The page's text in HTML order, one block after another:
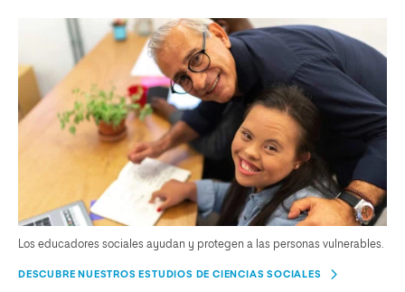
Los educadores sociales ayudan y protegen a las personas vulnerables.
DESCUBRE NUESTROS ESTUDIOS DE CIENCIAS SOCIALES